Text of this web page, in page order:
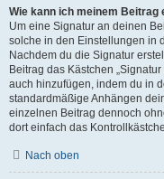
Wie kann ich meinem Beitrag
Um eine Signatur an deinen
solche in den Einstellungen in
Nachdem du die Signatur
Beitrag das Kästchen
auch hinzufügen, indem du in
standardmäßige Anhängen
einzelnen Beitrag dennoch
dort einfach das
Nach oben